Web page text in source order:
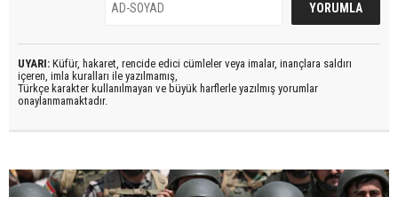
UYARI: Küfür, hakaret, rencide edici cümleler veya imalar, inançlara saldırı
içeren, imla kuralları ile yazılmamış,
Türkçe karakter kullanılmayan ve büyük harflerle yazılmış yorumlar
onaylanmamaktadır.